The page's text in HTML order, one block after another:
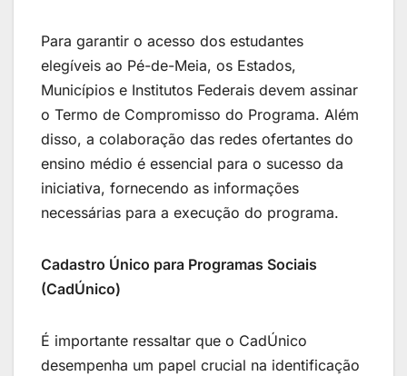
Para garantir o acesso dos estudantes
elegíveis ao Pé-de-Meia, os Estados,
Municípios e Institutos Federais devem assinar
o Termo de Compromisso do Programa. Além
disso, a colaboração das redes ofertantes do
ensino médio é essencial para o sucesso da
iniciativa, fornecendo as informações
necessárias para a execução do programa.
Cadastro Único para Programas Sociais
(CadÚnico)
É importante ressaltar que o CadÚnico
desempenha um papel crucial na identificação